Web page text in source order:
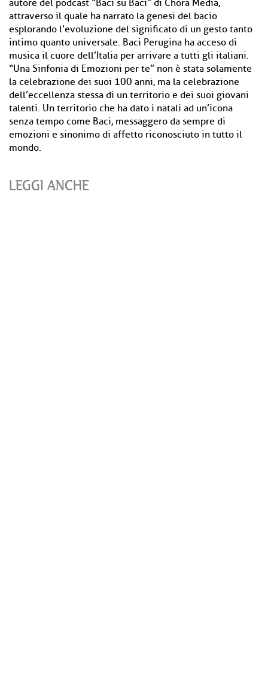
autore del podcast “Baci su Baci” di Chora Media,
attraverso il quale ha narrato la genesi del bacio
esplorando l’evoluzione del significato di un gesto tanto
intimo quanto universale. Baci Perugina ha acceso di
musica il cuore dell’Italia per arrivare a tutti gli italiani.
“Una Sinfonia di Emozioni per te” non è stata solamente
la celebrazione dei suoi 100 anni, ma la celebrazione
dell’eccellenza stessa di un territorio e dei suoi giovani
talenti. Un territorio che ha dato i natali ad un’icona
senza tempo come Baci, messaggero da sempre di
emozioni e sinonimo di affetto riconosciuto in tutto il
mondo.
LEGGI ANCHE